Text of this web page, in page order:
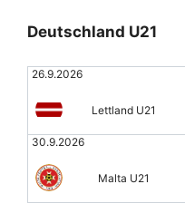
Deutschland U21
26.9.2026
Lettland U21
30.9.2026
Malta U21